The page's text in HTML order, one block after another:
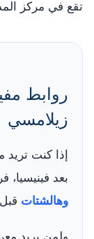
تقع في مركز
روابط
زيلامسي
إذا كنت
بعد فينيسيا،
وهالشتات